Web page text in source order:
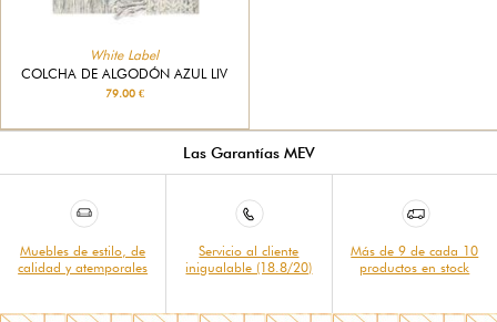
White Label
COLCHA DE ALGODÓN AZUL LIV
79.00 €
Las Garantías MEV
Muebles de estilo, de
calidad y atemporales
Servicio al cliente
inigualable (18.8/20)
Más de 9 de cada 10
productos en stock